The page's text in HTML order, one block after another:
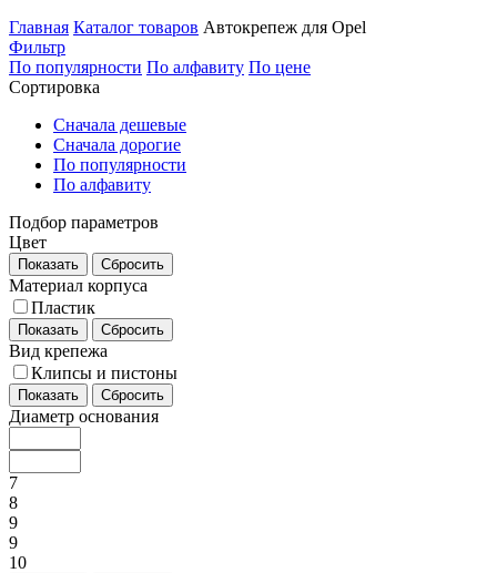
Главная Каталог товаров Автокрепеж для Opel
Фильтр
По популярности По алфавиту По цене
Сортировка
Сначала дешевые
Сначала дорогие
По популярности
По алфавиту
Подбор параметров
Цвет
Показать Сбросить
Материал корпуса
Пластик
Показать Сбросить
Вид крепежа
Клипсы и пистоны
Показать Сбросить
Диаметр основания
7
8
9
9
10